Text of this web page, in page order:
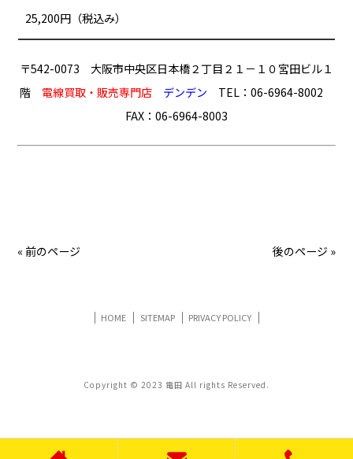
25,200円（税込み）
〒542-0073 大阪市中央区日本橋２丁目２１－１０宮田ビル１
階 電線買取・販売専門店 デンデン TEL：06-6964-8002
FAX：06-6964-8003
« 前のページ 後のページ »
HOME SITEMAP PRIVACY POLICY
Copyright © 2023 電田 All rights Reserved.